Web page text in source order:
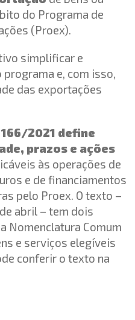
do Programa de
(Proex).
simplificar e
e, com isso,
das exportações
2021 define
prazos e ações
às operações de
e de financiamentos
pelo Proex. O texto –
abril – tem dois
Nomenclatura Comum
e serviços elegíveis
conferir o texto na